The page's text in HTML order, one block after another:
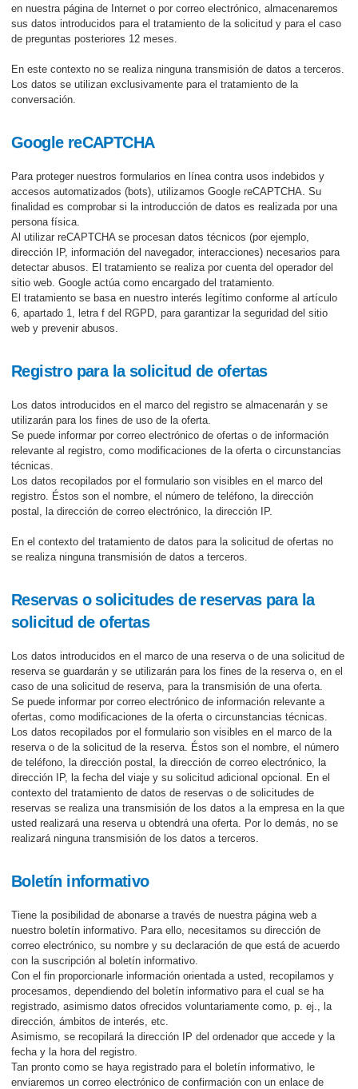
en nuestra página de Internet o por correo electrónico, almacenaremos
sus datos introducidos para el tratamiento de la solicitud y para el caso
de preguntas posteriores 12 meses.
En este contexto no se realiza ninguna transmisión de datos a terceros.
Los datos se utilizan exclusivamente para el tratamiento de la
conversación.
Google reCAPTCHA
Para proteger nuestros formularios en línea contra usos indebidos y
accesos automatizados (bots), utilizamos Google reCAPTCHA. Su
finalidad es comprobar si la introducción de datos es realizada por una
persona física.
Al utilizar reCAPTCHA se procesan datos técnicos (por ejemplo,
dirección IP, información del navegador, interacciones) necesarios para
detectar abusos. El tratamiento se realiza por cuenta del operador del
sitio web. Google actúa como encargado del tratamiento.
El tratamiento se basa en nuestro interés legítimo conforme al artículo
6, apartado 1, letra f del RGPD, para garantizar la seguridad del sitio
web y prevenir abusos.
Registro para la solicitud de ofertas
Los datos introducidos en el marco del registro se almacenarán y se
utilizarán para los fines de uso de la oferta.
Se puede informar por correo electrónico de ofertas o de información
relevante al registro, como modificaciones de la oferta o circunstancias
técnicas.
Los datos recopilados por el formulario son visibles en el marco del
registro. Éstos son el nombre, el número de teléfono, la dirección
postal, la dirección de correo electrónico, la dirección IP.
En el contexto del tratamiento de datos para la solicitud de ofertas no
se realiza ninguna transmisión de datos a terceros.
Reservas o solicitudes de reservas para la
solicitud de ofertas
Los datos introducidos en el marco de una reserva o de una solicitud de
reserva se guardarán y se utilizarán para los fines de la reserva o, en el
caso de una solicitud de reserva, para la transmisión de una oferta.
Se puede informar por correo electrónico de información relevante a
ofertas, como modificaciones de la oferta o circunstancias técnicas.
Los datos recopilados por el formulario son visibles en el marco de la
reserva o de la solicitud de la reserva. Éstos son el nombre, el número
de teléfono, la dirección postal, la dirección de correo electrónico, la
dirección IP, la fecha del viaje y su solicitud adicional opcional. En el
contexto del tratamiento de datos de reservas o de solicitudes de
reservas se realiza una transmisión de los datos a la empresa en la que
usted realizará una reserva u obtendrá una oferta. Por lo demás, no se
realizará ninguna transmisión de los datos a terceros.
Boletín informativo
Tiene la posibilidad de abonarse a través de nuestra página web a
nuestro boletín informativo. Para ello, necesitamos su dirección de
correo electrónico, su nombre y su declaración de que está de acuerdo
con la suscripción al boletín informativo.
Con el fin proporcionarle información orientada a usted, recopilamos y
procesamos, dependiendo del boletín informativo para el cual se ha
registrado, asimismo datos ofrecidos voluntariamente como, p. ej., la
dirección, ámbitos de interés, etc.
Asimismo, se recopilará la dirección IP del ordenador que accede y la
fecha y la hora del registro.
Tan pronto como se haya registrado para el boletín informativo, le
enviaremos un correo electrónico de confirmación con un enlace de